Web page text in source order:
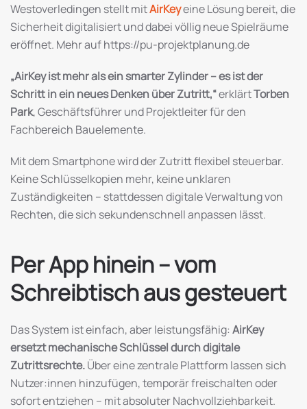
Westoverledingen stellt mitAirKeyeine Lösung bereit, die
Sicherheit digitalisiert und dabei völlig neue Spielräume
eröffnet. Mehr auf https://pu-projektplanung.de
„AirKey ist mehr als ein smarter Zylinder – es ist der
Schritt in ein neues Denken über Zutritt,“erklärtTorben
Park, Geschäftsführer und Projektleiter für den
Fachbereich Bauelemente.
Mit dem Smartphone wird der Zutritt flexibel steuerbar.
Keine Schlüsselkopien mehr, keine unklaren
Zuständigkeiten – stattdessen digitale Verwaltung von
Rechten, die sich sekundenschnell anpassen lässt.
Per App hinein – vom
Schreibtisch aus gesteuert
Das System ist einfach, aber leistungsfähig: AirKey
ersetzt mechanische Schlüssel durch digitale
Zutrittsrechte.Über eine zentrale Plattform lassen sich
Nutzer:innen hinzufügen, temporär freischalten oder
sofort entziehen – mit absoluter Nachvollziehbarkeit.